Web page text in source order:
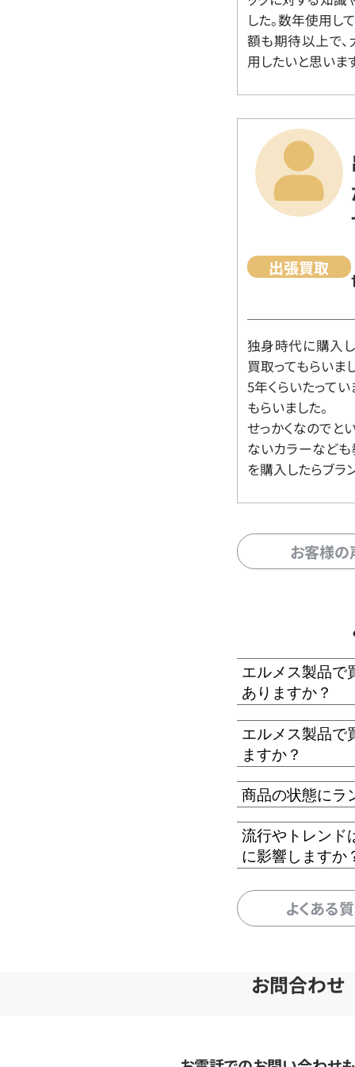
した。数年使用し
額も期待以上で、
用したいと思いま
出張買取
独身時代に購入
買取ってもらいま
5年くらいたって
もらいました。
せっかくなのでと
ないカラーなども
を購入したらブラ
お客様
エルメス製品で
ありますか？
エルメス製品で
ますか？
商品の状態にラ
流行やトレンド
に影響しますか
よくある
お問合わせ